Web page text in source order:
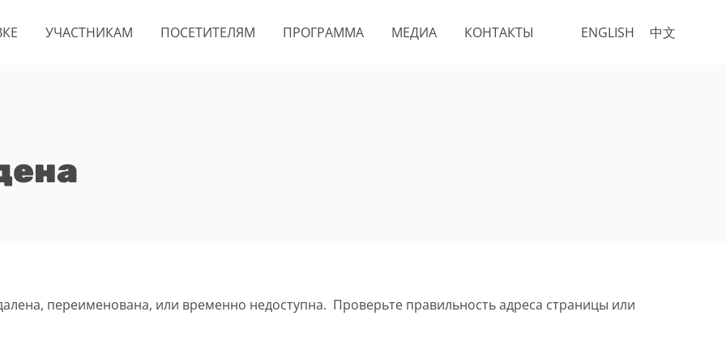
ENGLISH 中文
УЧАСТНИКАМ ПОСЕТИТЕЛЯМ ПРОГРАММА МЕДИА КОНТАКТЫ
переименована, или временно недоступна. Проверьте правильность адреса страницы или